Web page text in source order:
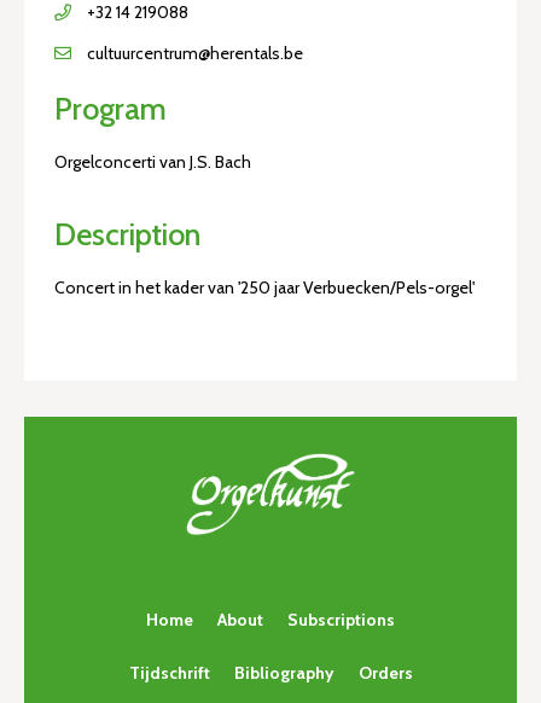
+32 14 219088
cultuurcentrum@herentals.be
Program
Orgelconcerti van J.S. Bach
Description
Concert in het kader van '250 jaar Verbuecken/Pels-orgel'
Home About Subscriptions
Tijdschrift Bibliography Orders